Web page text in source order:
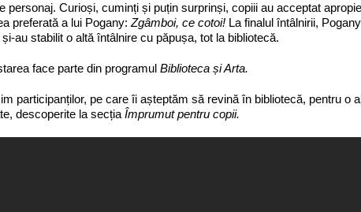
personaj. Curioși, cuminți și puțin surprinși, copiii au acceptat
preferată a lui Pogany:Zgâmboi, ce cotoi! La finalul întâlnirii,
au stabilit o altă întâlnire cu păpușa, tot la bibliotecă.
face parte din programulBiblioteca și Arta.
participanților, pe care îi așteptăm să revină în bibliotecă, pentru
descoperite la secțiaÎmprumut pentru copii.